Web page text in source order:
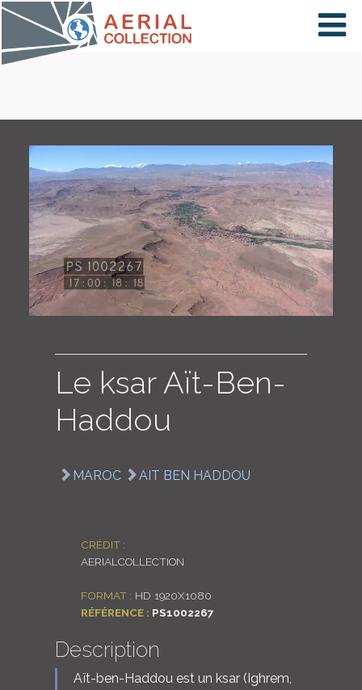
×
PAYS
CARTE
COLLECTIONS
LOGIN
Le ksar Aït-Ben-
Haddou
MAROC AIT BEN HADDOU
CRÉDIT :
AERIALCOLLECTION
FORMAT : HD 1920X1080
RÉFÉRENCE : PS1002267
Description
Aït-ben-Haddou est un ksar (Ighrem,